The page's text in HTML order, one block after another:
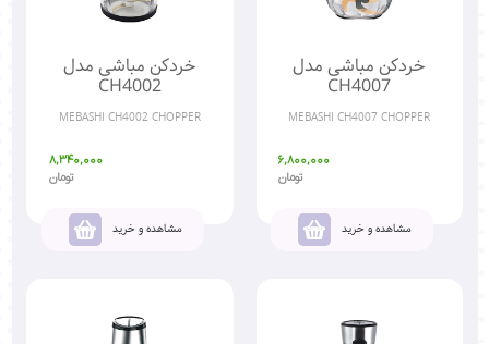
خردکن مباشی مدل
CH4007
MEBASHI CH4007 CHOPPER
6,800,000
تومان
مشاهده و خرید
خردکن مباشی مدل
CH4002
MEBASHI CH4002 CHOPPER
8,340,000
تومان
مشاهده و خرید